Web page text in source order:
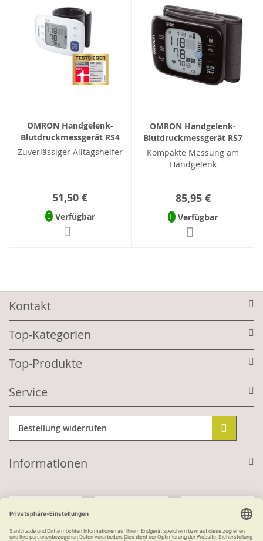
OMRON Handgelenk-
Blutdruckmessgerät RS4
Zuverlässiger Alltagshelfer
51,50 €
Verfügbar
OMRON Handgelenk-
Blutdruckmessgerät RS7
Kompakte Messung am
Handgelenk
85,95 €
Verfügbar
Kontakt
Top-Kategorien
Top-Produkte
Service
Bestellung widerrufen
Informationen